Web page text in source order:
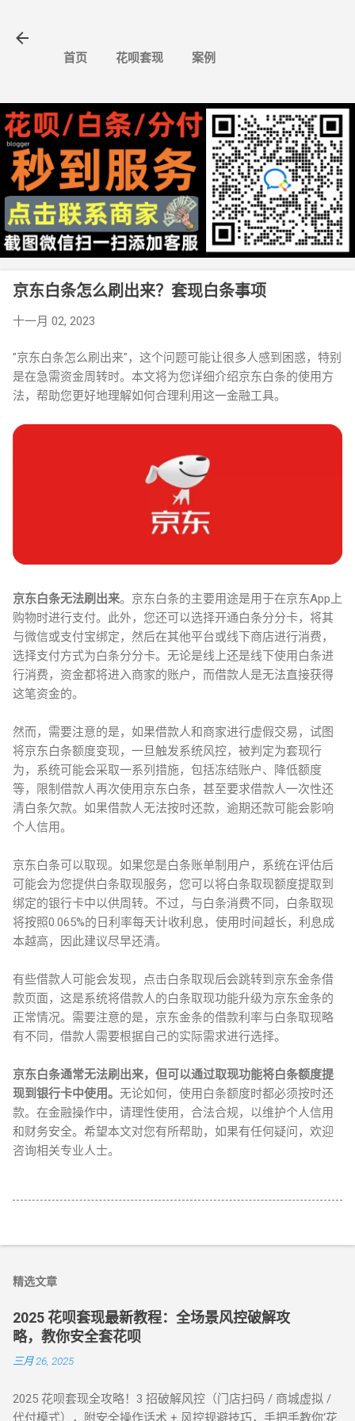
首页 花呗套现 案例
京东白条怎么刷出来？套现白条事项
十一月 02, 2023
"京东白条怎么刷出来"，这个问题可能让很多人感到困惑，特别
是在急需资金周转时。本文将为您详细介绍京东白条的使用方
法，帮助您更好地理解如何合理利用这一金融工具。
京东白条无法刷出来。京东白条的主要用途是用于在京东App上
购物时进行支付。此外，您还可以选择开通白条分分卡，将其
与微信或支付宝绑定，然后在其他平台或线下商店进行消费，
选择支付方式为白条分分卡。无论是线上还是线下使用白条进
行消费，资金都将进入商家的账户，而借款人是无法直接获得
这笔资金的。
然而，需要注意的是，如果借款人和商家进行虚假交易，试图
将京东白条额度变现，一旦触发系统风控，被判定为套现行
为，系统可能会采取一系列措施，包括冻结账户、降低额度
等，限制借款人再次使用京东白条，甚至要求借款人一次性还
清白条欠款。如果借款人无法按时还款，逾期还款可能会影响
个人信用。
京东白条可以取现。如果您是白条账单制用户，系统在评估后
可能会为您提供白条取现服务，您可以将白条取现额度提取到
绑定的银行卡中以供周转。不过，与白条消费不同，白条取现
将按照0.065%的日利率每天计收利息，使用时间越长，利息成
本越高，因此建议尽早还清。
有些借款人可能会发现，点击白条取现后会跳转到京东金条借
款页面，这是系统将借款人的白条取现功能升级为京东金条的
正常情况。需要注意的是，京东金条的借款利率与白条取现略
有不同，借款人需要根据自己的实际需求进行选择。
京东白条通常无法刷出来，但可以通过取现功能将白条额度提
现到银行卡中使用。 无论如何，使用白条额度时都必须按时还
款。在金融操作中，请理性使用，合法合规，以维护个人信用
和财务安全。希望本文对您有所帮助，如果有任何疑问，欢迎
咨询相关专业人士。
精选文章
2025 花呗套现最新教程：全场景风控破解攻
略，教你安全套花呗
三月 26, 2025
2025 花呗套现全攻略！3 招破解风控（门店扫码 / 商城虚拟 /
代付模式），附安全操作话术 + 风控规避技巧，手把手教你‘花